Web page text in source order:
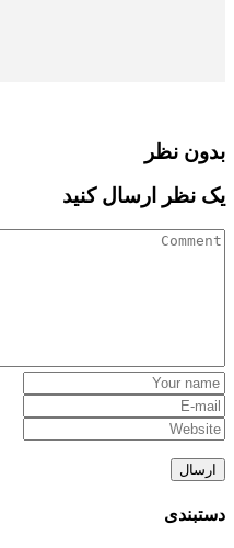
بدون نظر
یک نظر ارسال کنید
دستبندی